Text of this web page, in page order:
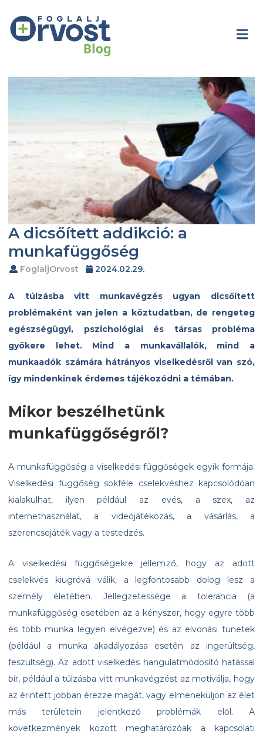
A dicsőített addikció: a
munkafüggőség
FoglaljOrvost 2024.02.29.
A túlzásba vitt munkavégzés ugyan dicsőített
problémaként van jelen a köztudatban, de rengeteg
egészségügyi, pszichológiai és társas probléma
gyökere lehet. Mind a munkavállalók, mind a
munkaadók számára hátrányos viselkedésről van szó,
így mindenkinek érdemes tájékozódni a témában.
Mikor beszélhetünk
munkafüggőségről?
A munkafüggőség a viselkedési függőségek egyik formája.
Viselkedési függőség sokféle cselekvéshez kapcsolódóan
kialakulhat, ilyen például az evés, a szex, az
internethasználat, a videójátékozás, a vásárlás, a
szerencsejáték vagy a testedzés.
A viselkedési függőségekre jellemző, hogy az adott
cselekvés kiugróvá válik, a legfontosabb dolog lesz a
személy életében. Jellegzetessége a tolerancia (a
munkafüggőség esetében az a kényszer, hogy egyre több
és több munka legyen elvégezve) és az elvonási tünetek
(például a munka akadályozása esetén az ingerültség,
feszültség). Az adott viselkedés hangulatmódosító hatással
bír, például a túlzásba vitt munkavégzést az motiválja, hogy
az érintett jobban érezze magát, vagy elmeneküljön az élet
más területein jelentkező problémák elől. A
következmények között meghatározóak a kapcsolati